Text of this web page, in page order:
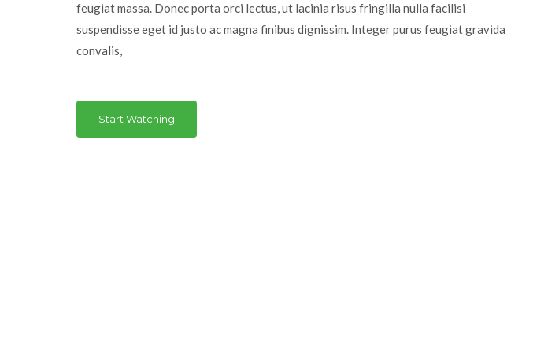
feugiat massa. Donec porta orci lectus, ut lacinia risus fringilla nulla facilisi
suspendisse eget id justo ac magna finibus dignissim. Integer purus feugiat gravida
convalis,
Start Watching